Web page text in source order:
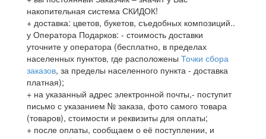
накопительная система СКИДОК!
+ доставка: цветов, букетов, съедобных композиций..
у Оператора Подарков: - стоимость доставки
уточните у оператора (бесплатно, в пределах
населенных пунктов, где расположены Точки сбора
заказов, за пределы населенного пункта - доставка
платная);
+ на указанный адрес электронной почты,- поступит
письмо с указанием № заказа, фото самого товара
(товаров), стоимости и реквизиты для оплаты;
+ после оплаты, сообщаем о её поступлении, и